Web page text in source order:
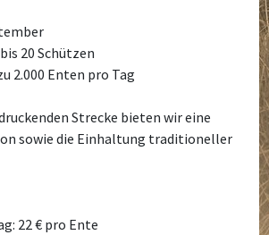
20 Schützen
2.000 Enten pro Tag
Strecke bieten wir eine
sowie die Einhaltung traditioneller
22 € pro Ente